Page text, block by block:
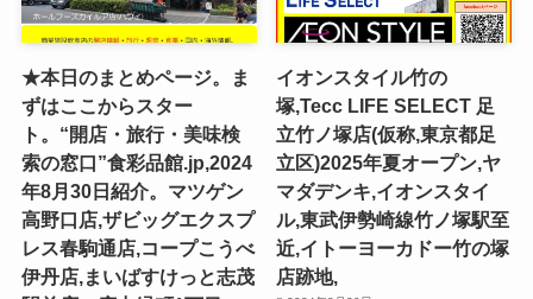
★本日のまとめページ。ま
ずはここからスター
ト。“開店・旅行・美味検
索の窓口”食彩品館.jp,2024
年8月30日紹介。マツゲン
高野口店,ザビッグエクスプ
レス春駒通店,コープこうべ
伊丹店,まいばすけっと志茂
イオンスタイル竹の
塚,Tecc LIFE SELECT ⾜
⽴⽵ノ塚店(仮称,東京都足
立区)2025年夏オープン,ヤ
マダデンキ,イオンスタイ
ル,東武伊勢崎線竹ノ塚駅至
近,イトーヨーカドー竹の塚
店跡地,